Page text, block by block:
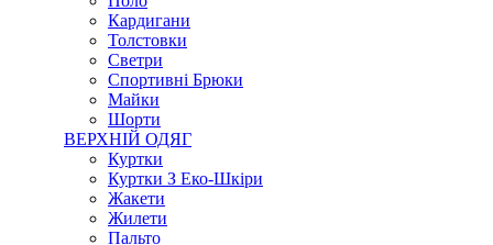
Кардигани
Толстовки
Светри
Спортивні Брюки
Майки
Шорти
ВЕРХНІЙ ОДЯГ
Куртки
Куртки З Еко-Шкіри
Жакети
Жилети
Пальто